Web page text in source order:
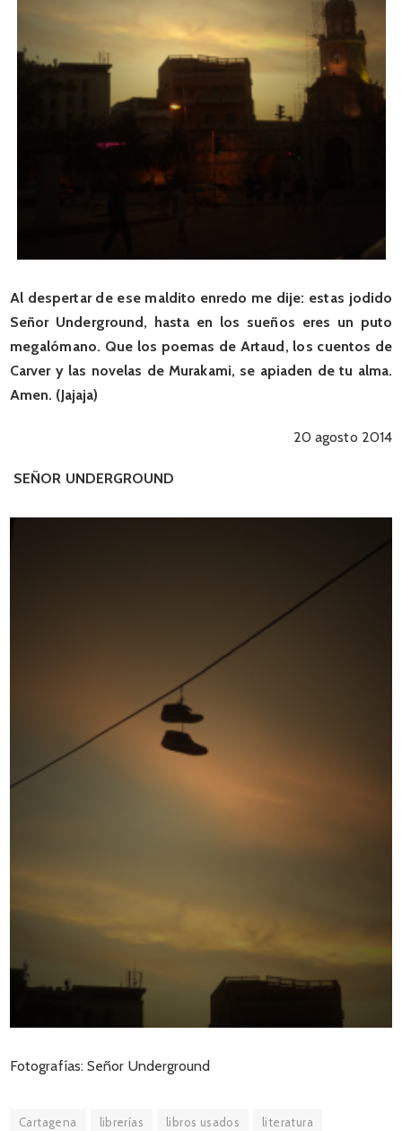
Al despertar de ese maldito enredo me dije: estas jodido
Señor Underground, hasta en los sueños eres un puto
megalómano. Que los poemas de Artaud, los cuentos de
Carver y las novelas de Murakami, se apiaden de tu alma.
Amen. (Jajaja)
20 agosto 2014
SEÑOR UNDERGROUND
Fotografías: Señor Underground
Cartagena librerías libros usados literatura